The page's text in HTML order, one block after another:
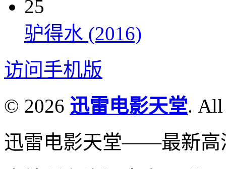
25
驴得水 (2016)
访问手机版
© 2026 迅雷电影天堂. All
迅雷电影天堂——最新高